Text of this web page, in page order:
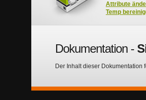
Attribute
Temp
Dokumentation -
Der Inhalt dieser Dokumentation